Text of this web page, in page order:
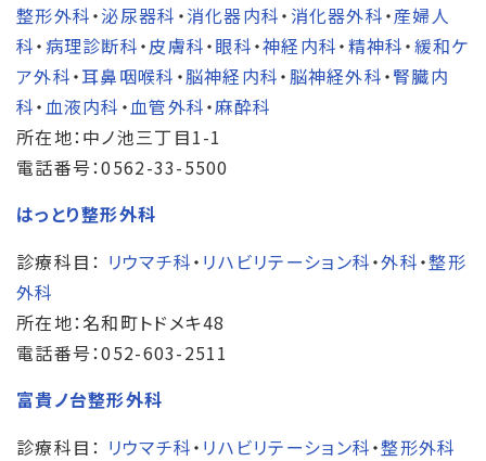
整形外科・泌尿器科 ・消化器内科・ 消化器外科・産婦人
科・病理診断科・皮膚科・眼科・神経内科・精神科・緩和ケ
ア外科・耳鼻咽喉科 ・脳神経内科・ 脳神経外科・腎臓内
科・ 血液内科 ・ 血管外科・麻酔科
所在地：中ノ池三丁目1-1
電話番号：0562-33-5500
はっとり整形外科
診療科目： リウマチ科・ リハビリテーション科・外科・整形
外科
所在地：名和町トドメキ48
電話番号：052-603-2511
富貴ノ台整形外科
診療科目： リウマチ科・ リハビリテーション科・整形外科